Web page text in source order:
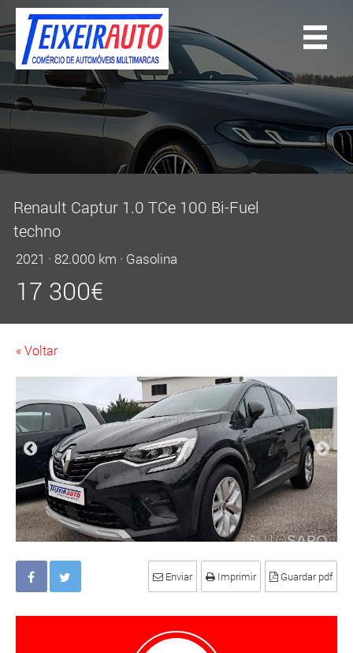
Renault Captur 1.0 TCe 100 Bi-Fuel
techno
2021 · 82.000 km · Gasolina
17 300€
« Voltar
Enviar Imprimir Guardar pdf